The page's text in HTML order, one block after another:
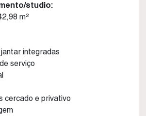
studio:
m²
integradas
serviço
cercado e privativo